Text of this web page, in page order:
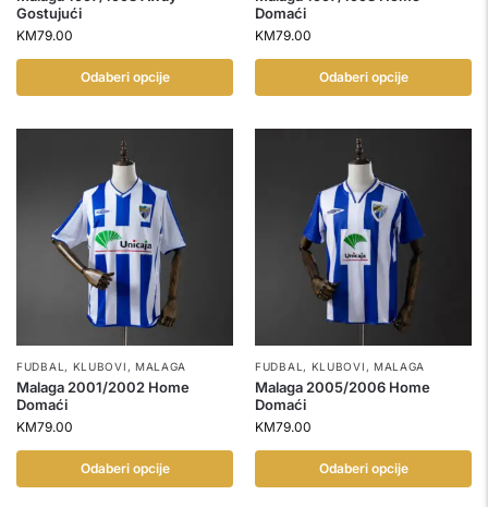
Gostujući
KM79.00
Odaberi opcije
Domaći
KM79.00
Odaberi opcije
FUDBAL , KLUBOVI , MALAGA
Malaga 2001/2002 Home
Domaći
KM79.00
Odaberi opcije
FUDBAL , KLUBOVI , MALAGA
Malaga 2005/2006 Home
Domaći
KM79.00
Odaberi opcije